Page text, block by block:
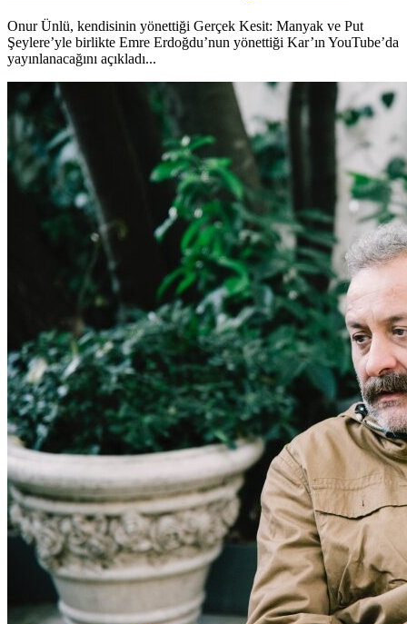
Onur Ünlü, kendisinin yönettiği Gerçek Kesit: Manyak ve Put
Şeylere’yle birlikte Emre Erdoğdu’nun yönettiği Kar’ın YouTube’da
yayınlanacağını açıkladı...